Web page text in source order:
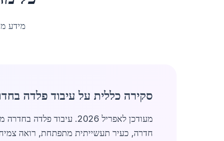
מידע
סקירה כללית על עיבוד פלדה
חדרה, כעיר תעשייתית מתפתחת, רואה